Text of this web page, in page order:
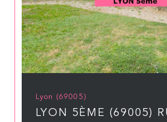
Lyon (69005)
LYON 5ÈME (69005)